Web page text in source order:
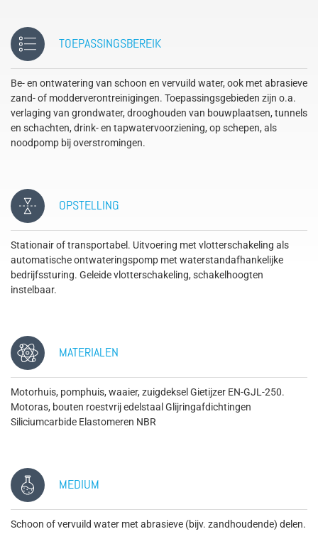
TOEPASSINGSBEREIK
Be- en ontwatering van schoon en vervuild water, ook met abrasieve
zand- of modderverontreinigingen. Toepassingsgebieden zijn o.a.
verlaging van grondwater, drooghouden van bouwplaatsen, tunnels
en schachten, drink- en tapwatervoorziening, op schepen, als
noodpomp bij overstromingen.
OPSTELLING
Stationair of transportabel. Uitvoering met vlotterschakeling als
automatische ontwateringspomp met waterstandafhankelijke
bedrijfssturing. Geleide vlotterschakeling, schakelhoogten
instelbaar.
MATERIALEN
Motorhuis, pomphuis, waaier, zuigdeksel Gietijzer EN-GJL-250.
Motoras, bouten roestvrij edelstaal Glijringafdichtingen
Siliciumcarbide Elastomeren NBR
MEDIUM
Schoon of vervuild water met abrasieve (bijv. zandhoudende) delen.